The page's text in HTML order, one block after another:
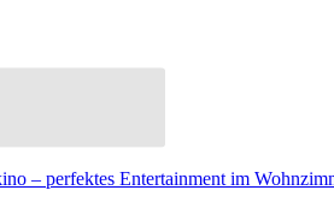
– perfektes Entertainment im